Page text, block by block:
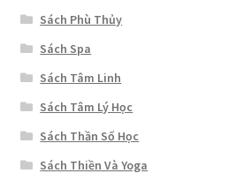
Sách Phù Thủy
Sách Spa
Sách Tâm Linh
Sách Tâm Lý Học
Sách Thần Số Học
Sách Thiền Và Yoga